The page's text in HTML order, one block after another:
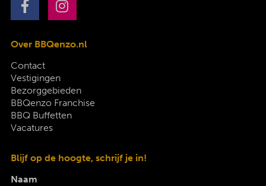
Over BBQenzo.nl
Contact
Vestigingen
Bezorggebieden
BBQenzo Franchise
BBQ Buffetten
Vacatures
Blijf op de hoogte, schrijf je in!
Naam